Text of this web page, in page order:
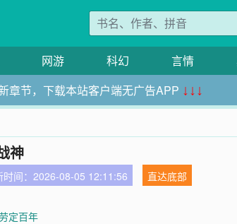
网游 科幻 言情
章节，下载本站客户端无广告APP ↓↓↓
神
时间：2026-08-05 12:11:56
直达底部
定百年